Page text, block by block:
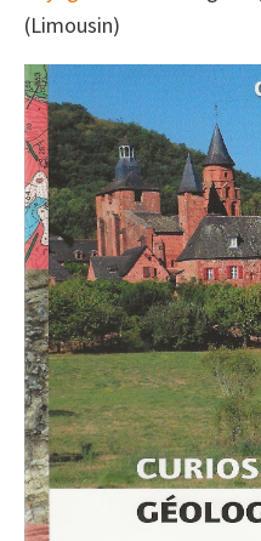
(Limousin)